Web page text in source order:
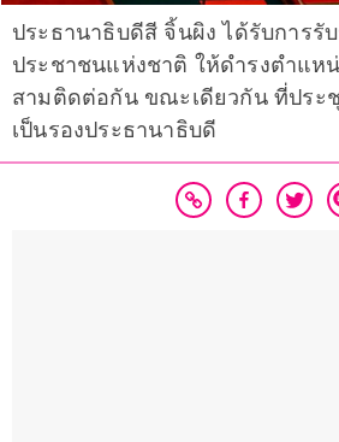
ประธานาธิบดีสี จิ้นผิง ได้รับการรั
ประชาชนแห่งชาติ ให้ดำรงตำแห
สามติดต่อกัน ขณะเดียวกัน ที่ประ
เป็นรองประธานาธิบดี